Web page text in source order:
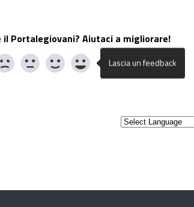
il Portalegiovani? Aiutaci a migliorare!